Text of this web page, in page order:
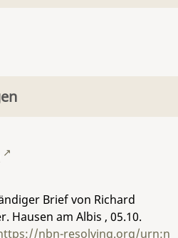
Brief von Richard
Hausen am Albis , 05.10.
nbn-resolving.org/urn:n